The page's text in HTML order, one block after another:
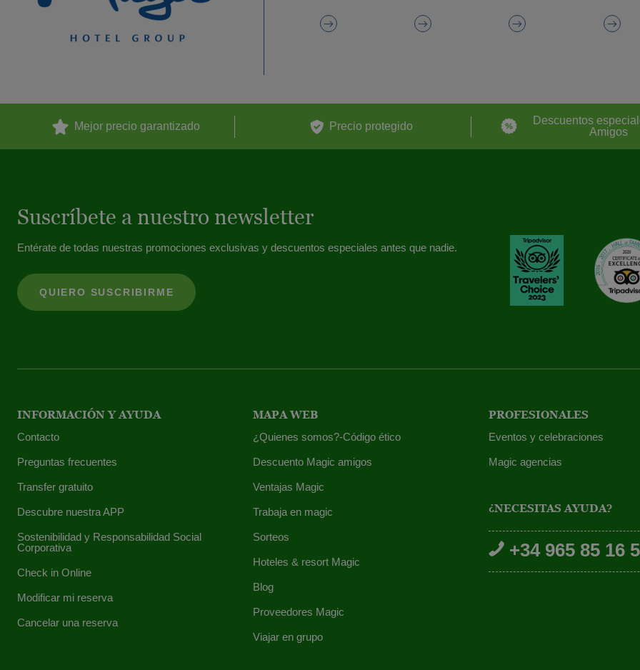
Mejor precio garantizado Precio protegido
Descuentos
Amigos
Suscríbete a nuestro newsletter
Entérate de todas nuestras promociones exclusivas y descuentos especiales antes que nadie.
INFORMACIÓN Y AYUDA
Contacto
Preguntas frecuentes
Transfer gratuito
Descubre nuestra APP
Sostenibilidad y Responsabilidad Social
Corporativa
Check in Online
Modificar mi reserva
Cancelar una reserva
MAPA WEB
¿Quienes somos?-Código ético
Descuento Magic amigos
Ventajas Magic
Trabaja en magic
Sorteos
Hoteles & resort Magic
Blog
Proveedores Magic
Viajar en grupo
PROFESIONALES
Eventos y celebraciones
Magic agencias
¿NECESITAS AYUDA?
+34 965 85 16